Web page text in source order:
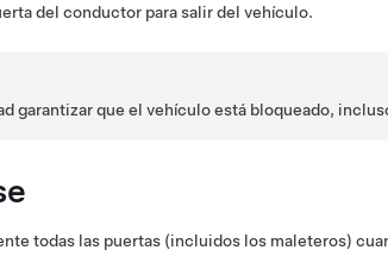
del conductor para salir del vehículo.
garantizar que el vehículo está bloqueado,
todas las puertas (incluidos los maleteros)